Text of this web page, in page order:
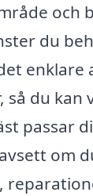
och
du
enklare
du kan
passar
om